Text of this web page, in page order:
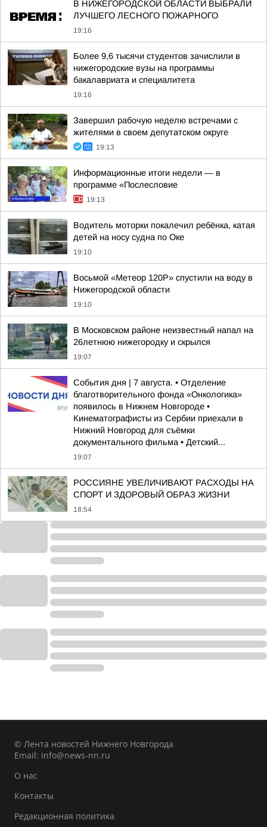
В НИЖЕГОРОДСКОЙ ОБЛАСТИ ВЫБРАЛИ
ЛУЧШЕГО ЛЕСНОГО ПОЖАРНОГО
19:16
Более 9,6 тысячи студентов зачислили в
нижегородские вузы на программы
бакалавриата и специалитета
19:16
Завершил рабочую неделю встречами с
жителями в своем депутатском округе
19:13
Информационные итоги недели — в
программе «Послесловие
19:13
Водитель моторки покалечил ребёнка, катая
детей на носу судна по Оке
19:10
Восьмой «Метеор 120Р» спустили на воду в
Нижегородской области
19:10
В Московском районе неизвестный напал на
26летнюю нижегородку и скрылся
19:07
События дня | 7 августа. • Отделение
благотворительного фонда «Онкологика»
появилось в Нижнем Новгороде •
Кинематографисты из Сербии приехали в
Нижний Новгород для съёмки
документального фильма • Детский...
19:07
РОССИЯНЕ УВЕЛИЧИВАЮТ РАСХОДЫ НА
СПОРТ И ЗДОРОВЫЙ ОБРАЗ ЖИЗНИ
18:54
© Лента новостей Нижнего Новгорода
Email: info@news-nn.ru
О нас
Контакты
Редакционная политика